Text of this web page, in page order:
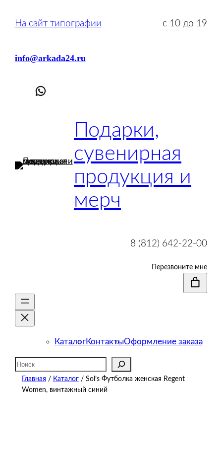
На сайт типографии с 10 до 19
info@arkada24.ru
Подарки,
сувенирная
продукция и
мерч
8 (812) 642-22-00
Перезвоните мне
КаталогКонтактыОформление заказа
Поиск
Главная / Каталог/ Sol’s Футболка женская Regent
Women, винтажный синий